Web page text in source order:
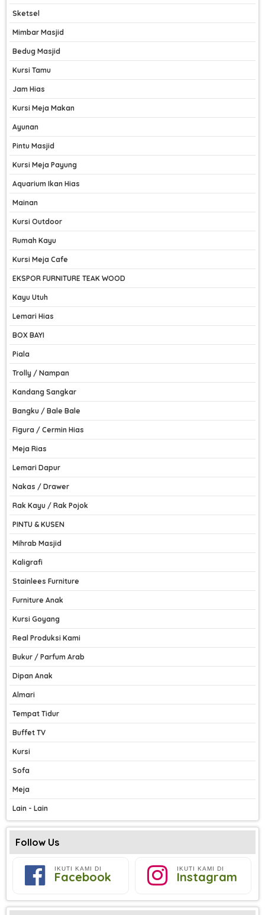
Sketsel
Mimbar Masjid
Bedug Masjid
Kursi Tamu
Jam Hias
Kursi Meja Makan
Ayunan
Pintu Masjid
Kursi Meja Payung
Aquarium Ikan Hias
Mainan
Kursi Outdoor
Rumah Kayu
Kursi Meja Cafe
EKSPOR FURNITURE TEAK WOOD
Kayu Utuh
Lemari Hias
BOX BAYI
Piala
Trolly / Nampan
Kandang Sangkar
Bangku / Bale Bale
Figura / Cermin Hias
Meja Rias
Lemari Dapur
Nakas / Drawer
Rak Kayu / Rak Pojok
PINTU & KUSEN
Mihrab Masjid
Kaligrafi
Stainlees Furniture
Furniture Anak
Kursi Goyang
Real Produksi Kami
Bukur / Parfum Arab
Dipan Anak
Almari
Tempat Tidur
Buffet TV
Kursi
Sofa
Meja
Lain - Lain
Follow Us
IKUTI KAMI DI
Facebook
IKUTI KAMI DI
Instagram